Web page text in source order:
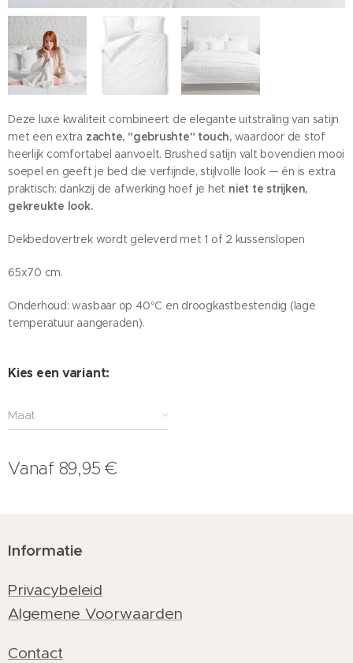
Deze luxe kwaliteit combineert de elegante uitstraling van satijn
met een extra zachte, "gebrushte" touch,waardoor de stof
heerlijk comfortabel aanvoelt. Brushed satijn valt bovendien mooi
soepel en geeft je bed die verfijnde, stijlvolle look — én is extra
praktisch: dankzij de afwerking hoef je het niet te strijken,
gekreukte look.
Dekbedovertrek wordt geleverd met 1 of 2 kussenslopen
65x70 cm.
Onderhoud: wasbaar op 40°C en droogkastbestendig (lage
temperatuur aangeraden).
Kies een variant:
Maat
Vanaf 89,95 €
Informatie
Privacybeleid
Algemene Voorwaarden
Contact